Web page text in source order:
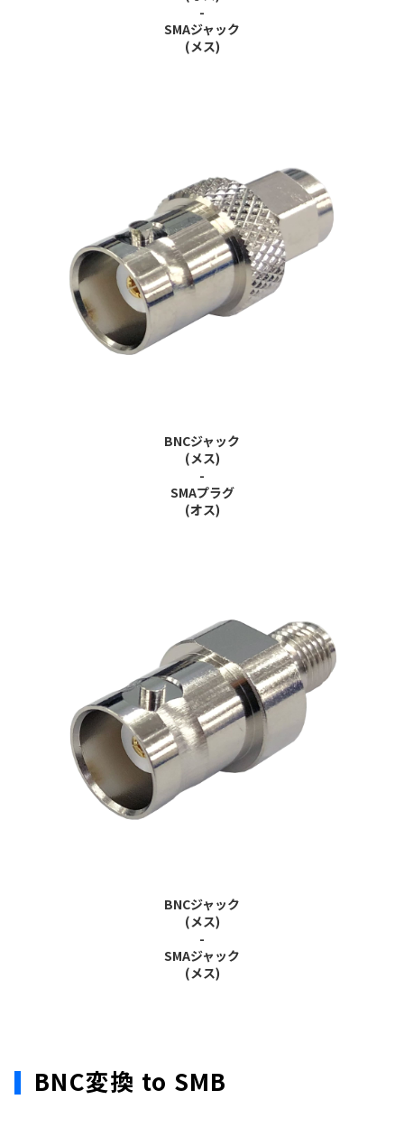
-
SMAジャック
(メス)
BNCジャック
(メス)
-
SMAプラグ
(オス)
BNCジャック
(メス)
-
SMAジャック
(メス)
BNC変換 to SMB